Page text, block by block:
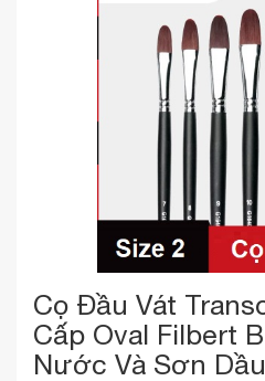
Cọ Đầu Vát
Cấp Oval Filbert
Nước Và Sơn